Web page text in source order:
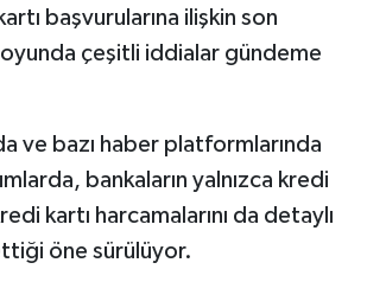
başvurularına ilişkin son
çeşitli iddialar gündeme
ve bazı haber platformlarında
bankaların yalnızca kredi
kartı harcamalarını da detaylı
öne sürülüyor.